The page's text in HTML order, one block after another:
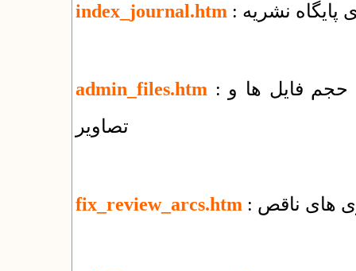
index_journal.htm پایگاه نشریه
admin_files.htm : راهنمای مدیریت پوشه‌ها و فایل‌ها + کاهش حجم فایل ها و
تصاویر
fix_review_arcs.htm های ناقص